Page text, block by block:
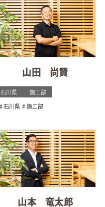
山田 尚賢
石川県 施工部
石川県 施工部
山本 竜太郎